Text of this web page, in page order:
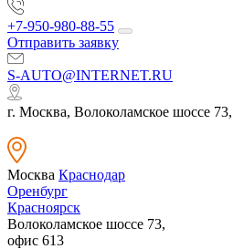
+7-950-980-88-55
Отправить заявку
S-AUTO@INTERNET.RU
г. Москва, Волоколамское шоссе
Москва Краснодар
Оренбург
Красноярск
Волоколамское шоссе 73,
офис 613